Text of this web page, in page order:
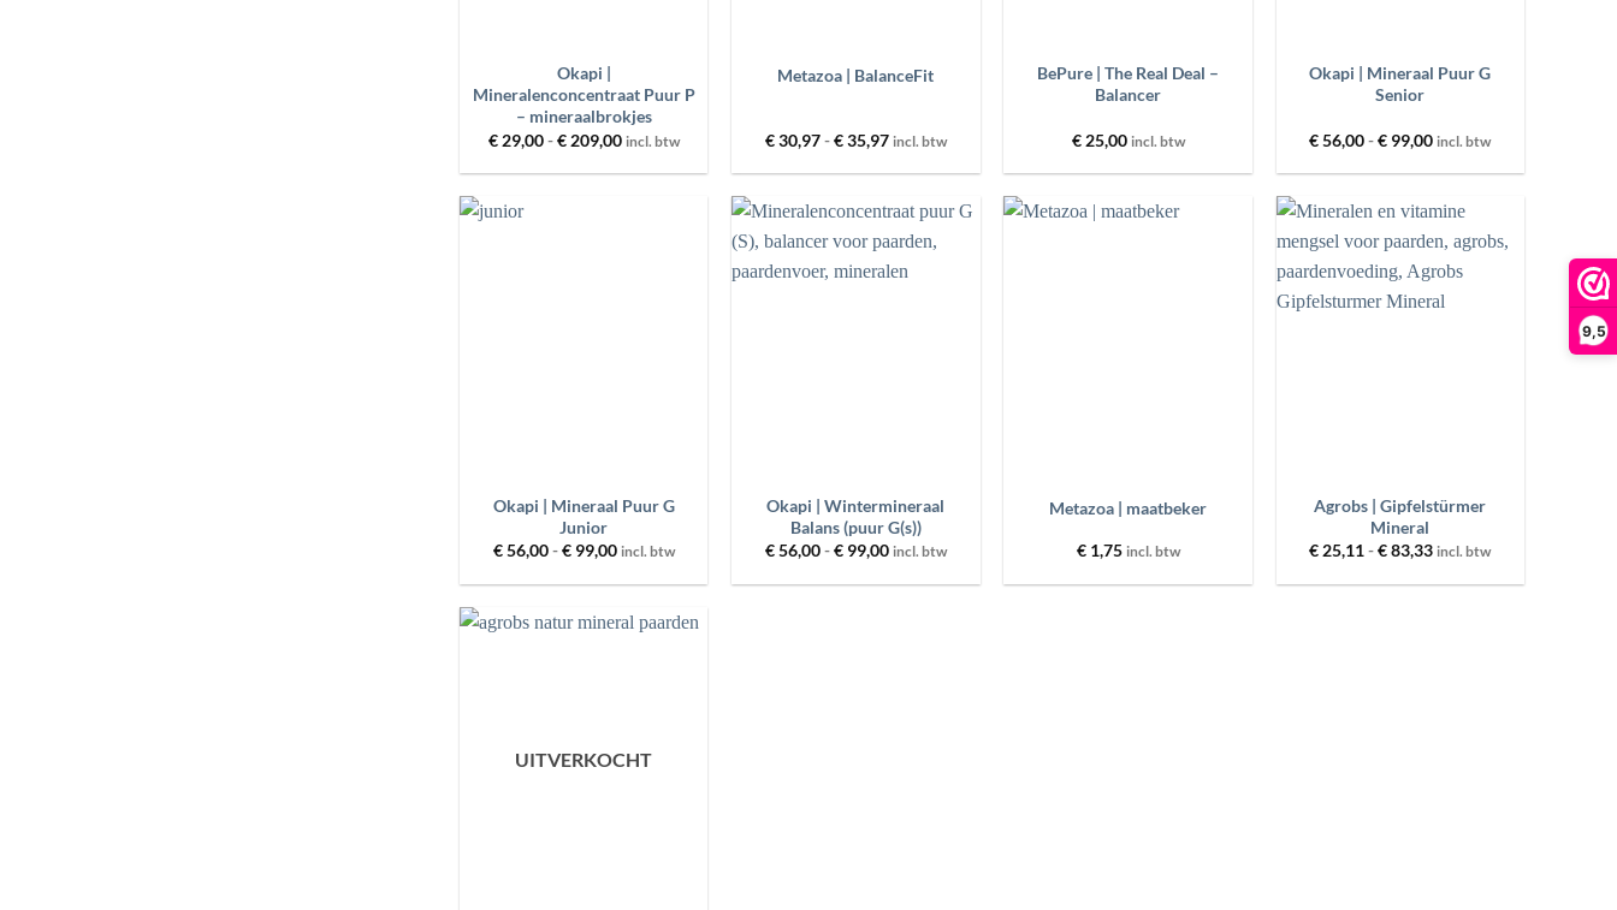
9,5
Okapi |
Mineralenconcentraat Puur P
– mineraalbrokjes
€29,00-€209,00Prijsklasse:
tot
incl. btw
Metazoa | BalanceFit
€30,97-€35,97Prijsklasse:
tot
incl. btw
BePure | The Real Deal –
Balancer
€25,00 incl. btw
Okapi | Mineraal Puur G
Senior
€56,00-€ 99,00Prijsklasse:
tot
incl. btw
Okapi | Mineraal Puur G
Junior
€56,00-€99,00Prijsklasse:
tot
incl. btw
Okapi | Wintermineraal
Balans (puur G(s))
€56,00-€99,00Prijsklasse:
tot
incl. btw
Metazoa | maatbeker
€1,75 incl. btw
Toevoegen
aan
Agrobs | Gipfelstürmer
Mineral
€ 25,11-€83,33Prijsklasse:
tot
incl. btw
UITVERKOCHT